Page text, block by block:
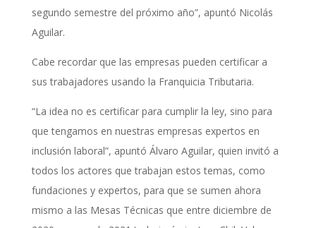
segundo semestre del próximo año”, apuntó Nicolás
Aguilar.
Cabe recordar que las empresas pueden certificar a
sus trabajadores usando la Franquicia Tributaria.
“La idea no es certificar para cumplir la ley, sino para
que tengamos en nuestras empresas expertos en
inclusión laboral”, apuntó Álvaro Aguilar, quien invitó a
todos los actores que trabajan estos temas, como
fundaciones y expertos, para que se sumen ahora
mismo a las Mesas Técnicas que entre diciembre de